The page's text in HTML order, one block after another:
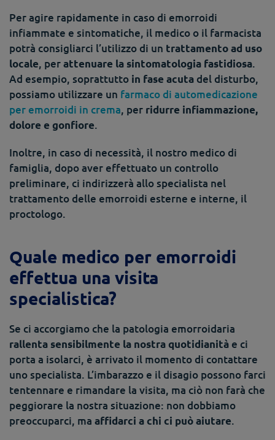
Per agire rapidamente in caso di emorroidi
infiammate e sintomatiche, il medico o il farmacista
potrà consigliarci l’utilizzo di un trattamento ad uso
locale, perattenuare la sintomatologia fastidiosa.
Ad esempio, soprattutto in fase acuta del disturbo,
possiamo utilizzare un farmaco di automedicazione
per emorroidi in crema, per ridurre infiammazione,
dolore e gonfiore.
Inoltre, in caso di necessità, il nostro medico di
famiglia, dopo aver effettuato un controllo
preliminare, ci indirizzerà allo specialista nel
trattamento delle emorroidi esterne e interne, il
proctologo.
Quale medico per emorroidi
effettua una visita
specialistica?
Se ci accorgiamo che la patologia emorroidaria
rallenta sensibilmente la nostra quotidianità e ci
porta a isolarci, è arrivato il momento di contattare
uno specialista. L’imbarazzo e il disagio possono farci
tentennare e rimandare la visita, ma ciò non farà che
peggiorare la nostra situazione: non dobbiamo
preoccuparci, ma affidarci a chi ci può aiutare.